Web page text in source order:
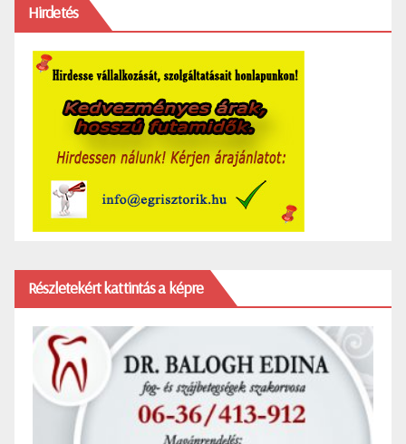
Hirdetés
Részletekért kattintás a képre